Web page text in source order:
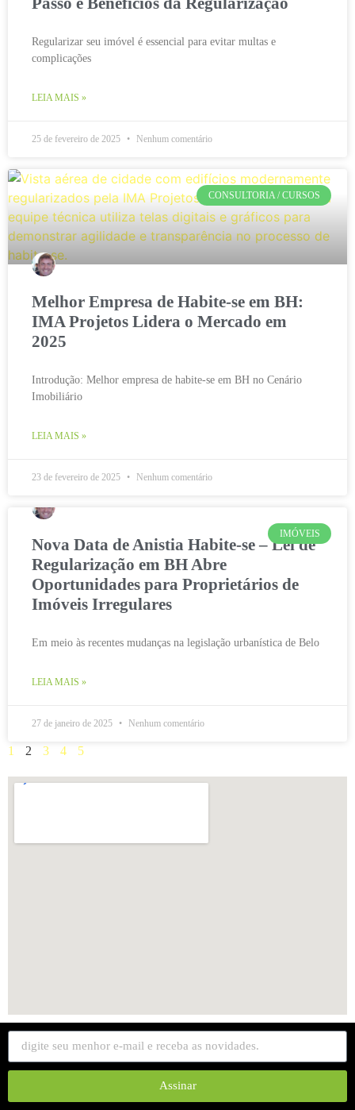
Regularizar seu imóvel é essencial para evitar multas e
complicações
LEIA MAIS »
25 de fevereiro de 2025 Nenhum comentário
CONSULTORIA / CURSOS
Melhor Empresa de Habite-se em BH:
IMA Projetos Lidera o Mercado em
2025
Introdução: Melhor empresa de habite-se em BH no Cenário
Imobiliário
LEIA MAIS »
23 de fevereiro de 2025 Nenhum comentário
IMÓVEIS
Nova Data de Anistia Habite-se – Lei de
Regularização em BH Abre
Oportunidades para Proprietários de
Imóveis Irregulares
Em meio às recentes mudanças na legislação urbanística de Belo
LEIA MAIS »
27 de janeiro de 2025 Nenhum comentário
1 2 3 4 5
Assinar